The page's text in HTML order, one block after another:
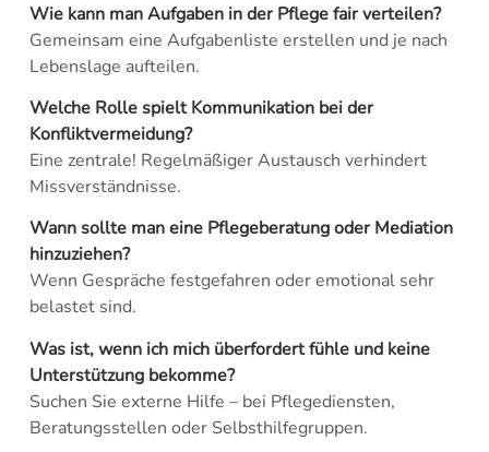
Wie kann man Aufgaben in der Pflege fair verteilen?
Gemeinsam eine Aufgabenliste erstellen und je nach
Lebenslage aufteilen.
Welche Rolle spielt Kommunikation bei der
Konfliktvermeidung?
Eine zentrale! Regelmäßiger Austausch verhindert
Missverständnisse.
Wann sollte man eine Pflegeberatung oder Mediation
hinzuziehen?
Wenn Gespräche festgefahren oder emotional sehr
belastet sind.
Was ist, wenn ich mich überfordert fühle und keine
Unterstützung bekomme?
Suchen Sie externe Hilfe – bei Pflegediensten,
Beratungsstellen oder Selbsthilfegruppen.